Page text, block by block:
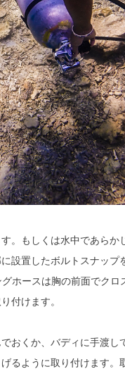
。もしくは水中であらか
設置したボルトスナップ
ホースは胸の前面でク
付けます。
おくか、バディに手渡し
るように取り付けます。